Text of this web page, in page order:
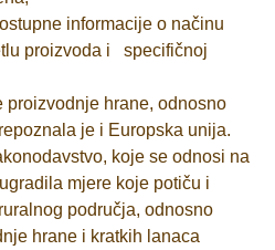
informacije o načinu
proizvoda i specifičnoj
proizvodnje hrane, odnosno
je i Europska unija.
koje se odnosi na
mjere koje potiču i
područja, odnosno
hrane i kratkih lanaca